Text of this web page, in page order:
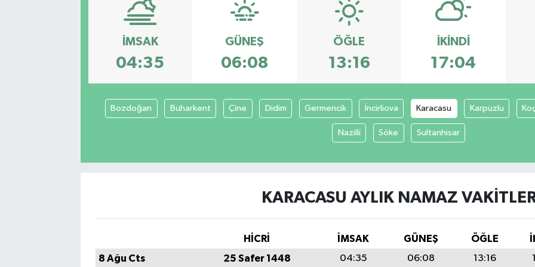
İMSAK
04:35
GÜNEŞ
06:08
ÖĞLE
13:16
İKINDI
17:04
Bozdoğan Buharkent Çine Didim Germencik İncirliova Karacasu Karpuzlu
Nazilli Söke Sultanhisar
KARACASU AYLIK NAMAZ
HİCRİ İMSAK GÜNEŞ ÖĞLE
8 Ağu Cts
25 Safer 1448 04:35 06:08 13:16